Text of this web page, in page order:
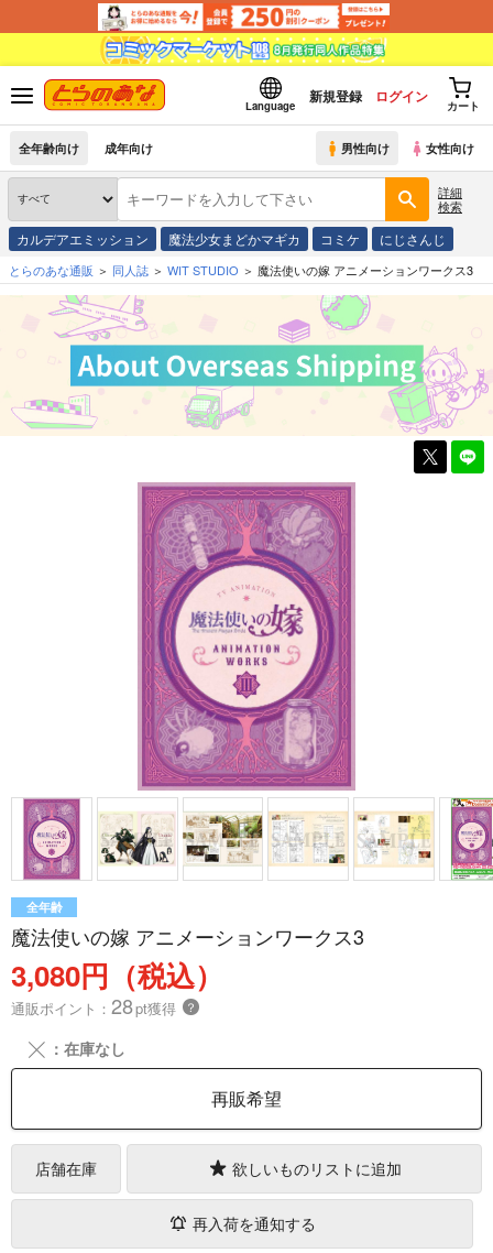
Language
新規登録 ログイン
カート
全年齢向け 成年向け 男性向け 女性向け
詳細
検索
カルデアエミッション 魔法少女まどかマギカ コミケ にじさんじ
とらのあな通販 同人誌 WIT STUDIO 魔法使いの嫁 アニメーションワークス3
全年齢
魔法使いの嫁 アニメーションワークス3
3,080円（税込）
通販ポイント： 28pt獲得 ？
╳ ：在庫なし
再販希望
店舗在庫 欲しいものリストに追加
再入荷を通知する